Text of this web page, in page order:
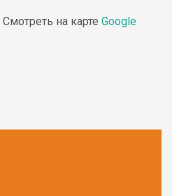
на карте Google